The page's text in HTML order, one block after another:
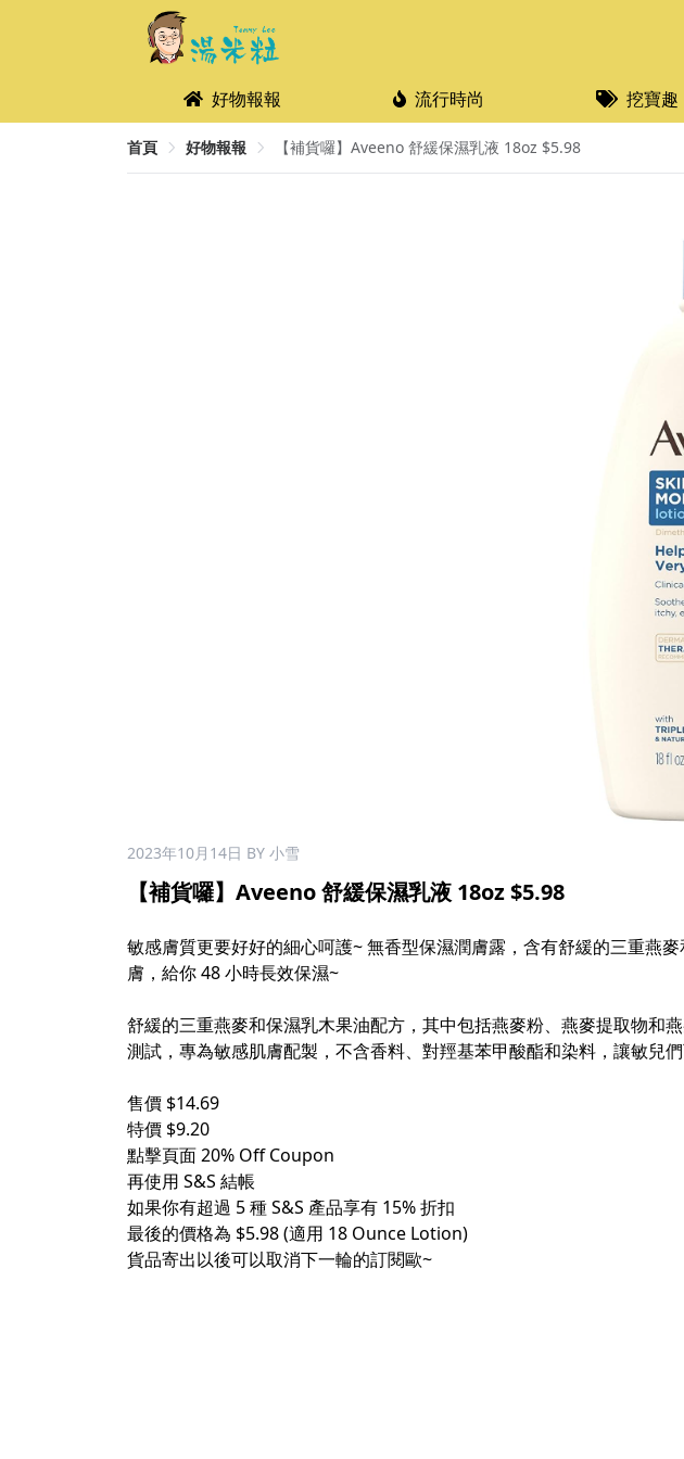
好物報報 流行時尚 挖寶趣
首頁 好物報報 【補貨囉】Aveeno 舒緩保濕乳液 18oz $5.98
2023年10月14日 BY 小雪
【補貨囉】Aveeno 舒緩保濕乳液 18oz $5.98
敏感膚質更要好好的細心呵護~ 無香型保濕潤膚露，含有舒緩的三重燕
膚，給你 48 小時長效保濕~
舒緩的三重燕麥和保濕乳木果油配方，其中包括燕麥粉、燕麥提取物和
測試，專為敏感肌膚配製，不含香料、對羥基苯甲酸酯和染料，讓敏兒
售價 $14.69
特價 $9.20
點擊頁面 20% Off Coupon
再使用 S&S 結帳
如果你有超過 5 種 S&S 產品享有 15% 折扣
最後的價格為 $5.98 (適用 18 Ounce Lotion)
貨品寄出以後可以取消下一輪的訂閱歐~